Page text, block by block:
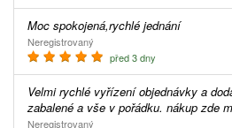
Moc spokojená,rychlé jednání
Neregistrovaný
před 3 dny
Velmi rychlé vyřízení objednávky a dodání zboží. pečlivě
zabalené a vše v pořádku. nákup zde
Neregistrovaný